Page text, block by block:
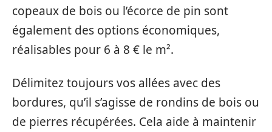
copeaux de bois ou l’écorce de pin sont
également des options économiques,
réalisables pour 6 à 8 € le m².
Délimitez toujours vos allées avec des
bordures, qu’il s’agisse de rondins de bois ou
de pierres récupérées. Cela aide à maintenir